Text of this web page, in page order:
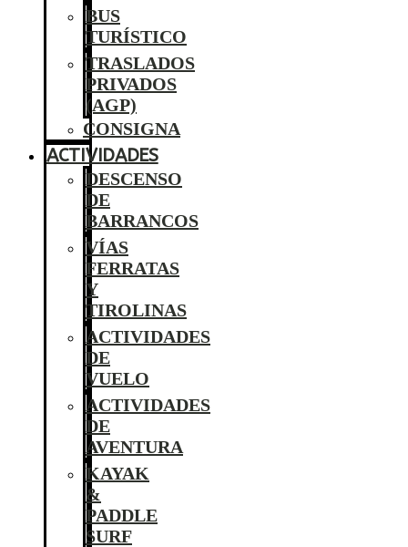
BUS
TURÍSTICO
TRASLADOS
PRIVADOS
(AGP)
CONSIGNA
ACTIVIDADES
DESCENSO
DE
BARRANCOS
VÍAS
FERRATAS
Y
TIROLINAS
ACTIVIDADES
DE
VUELO
ACTIVIDADES
DE
AVENTURA
KAYAK
&
PADDLE
SURF